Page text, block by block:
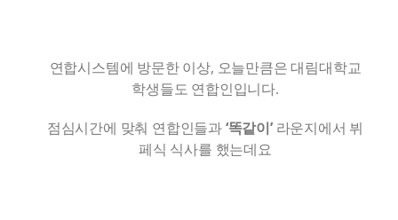
연합시스템에 방문한 이상, 오늘만큼은 대림대학교
학생들도 연합인입니다.
점심시간에 맞춰 연합인들과‘똑같이’라운지에서 뷔
페식 식사를 했는데요